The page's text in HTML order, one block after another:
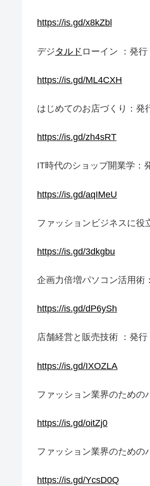
https://is.gd/x8kZbl
デジタルド ローイン ：発行
https://is.gd/ML4CXH
はじめてのお店づくり：発
https://is.gd/zh4sRT
IT時代のショップ開業学：
https://is.gd/aqIMeU
ファッションビジネスに役
https://is.gd/3dkgbu
企画力倍増パソコン活用術
https://is.gd/dP6ySh
店舗経営と販売技術 ：発行
https://is.gd/IXOZLA
ファッション業界のための
https://is.gd/oitZj0
ファッション業界のため
https://is.gd/YcsD0Q